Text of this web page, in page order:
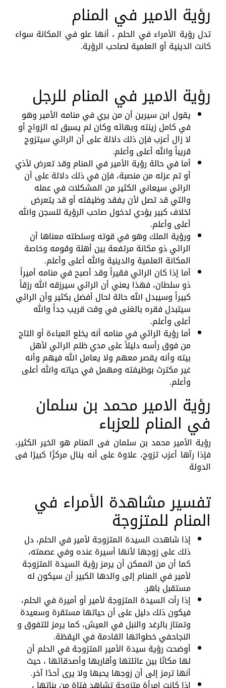
رؤية الامير في المنام
تدل رؤية الأمراء في الحلم ، أنها علو في المكانة سواء
كانت الدينية أو العلمية لصاحب الرؤية.
رؤية الامير في المنام للرجل
يقول ابن سيرين أن من يري في منامه الأمير وهو
في كامل زينته وبهائه وكان لم يسبق له الزواج أو
لا زال أعزب فإن ذلك دلالة على أن الرائي سيتزوج
قريباً والله أعلى وأعلم.
أما في حالة رؤية الأمير في المنام وقد تعرض لأذي
أو تم عزله من منصبة، فإن في ذلك دلالة على أن
الرائي سيعاني الكثير من المشكلات في عمله
والتي قد تصل لأن يفقد وظيفته أو قد يتعرض
لخلاف كبير يؤدي لدخول صاحب الرؤية للسجن والله
أعلى وأعلم.
ورؤية الملك وهو في قوته وسلطته معناها أن
الرائي ذو مكانة مرتفعة بين أهلة وقومه وخاصة
المكانة العلمية والدينية والله أعلى وأعلم.
أما إذا كان الرائي فقيراً وقد أصبح في منامه أميراً
ذو سلطان، فهذا يعني أن الرائي سيرزقه الله رزقاً
كبيراً وسيبدل الله حالة لحال أفضل بكثير وأن الرائي
سيتبدل فقره بالغنى في وقت قريب جداً والله
أعلى وأعلم.
أما رؤية الرائي في منامه أنه يخلع العباءة أو التاج
من فوق رأسه دليلاً على مدي ظلم الرائي لأهل
بيته وأنه يقصر معهم ولا يعامل الله فيهم وأنه
غير مكترث بوظيفته ومهمل في حياته والله أعلى
وأعلم.
رؤية الامير محمد بن سلمان
في المنام للعزباء
رؤية الأمير محمد بن سلمان فى المنام هو الخير الكثير،
فإذا رآها أعزب تزوج، علاوة على أنه ينال مركزًا كبيرًا فى
الدولة
تفسير مشاهدة الأمراء في
المنام للمتزوجة
إذا شاهدت السيدة المتزوجة لأمير في الحلم، دل
ذلك على زوجها لأنها أسيرة عنده وفي عصمته،
كما أن من الممكن أن يرمز رؤية السيدة المتزوجة
لأمير في المنام إلى والدها الكبير أن سيكون له
مستقبل باهر.
إذا رأت السيدة المتزوجة لأمير أو أميرة في الحلم،
فيكون ذلك دليل على أن حياتها مستقرة وسعيدة
وتمتاز بالرغد والنبل في العيش، كما يرمز للتفوق و
النجاحفي خطواتها القادمة في اليقظة.
أوضحت رؤية سيدة الأمير المتزوجة في الحلم أن
لها مكانًا بين عائلتها وأقاربها وأصدقائها ، حيث
أنها ترمز إلى أن زوجها يحبها ولا يرى أحدًا آخر.